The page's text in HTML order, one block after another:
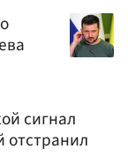
сигнал
отстранил